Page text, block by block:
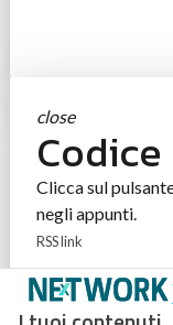
close
Codice
Clicca sul
negli appunti.
RSS link